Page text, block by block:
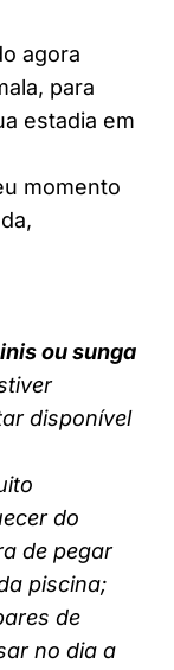
agora
para
estadia em
momento
ou sunga
disponível
do
de pegar
piscina;
de
no dia a